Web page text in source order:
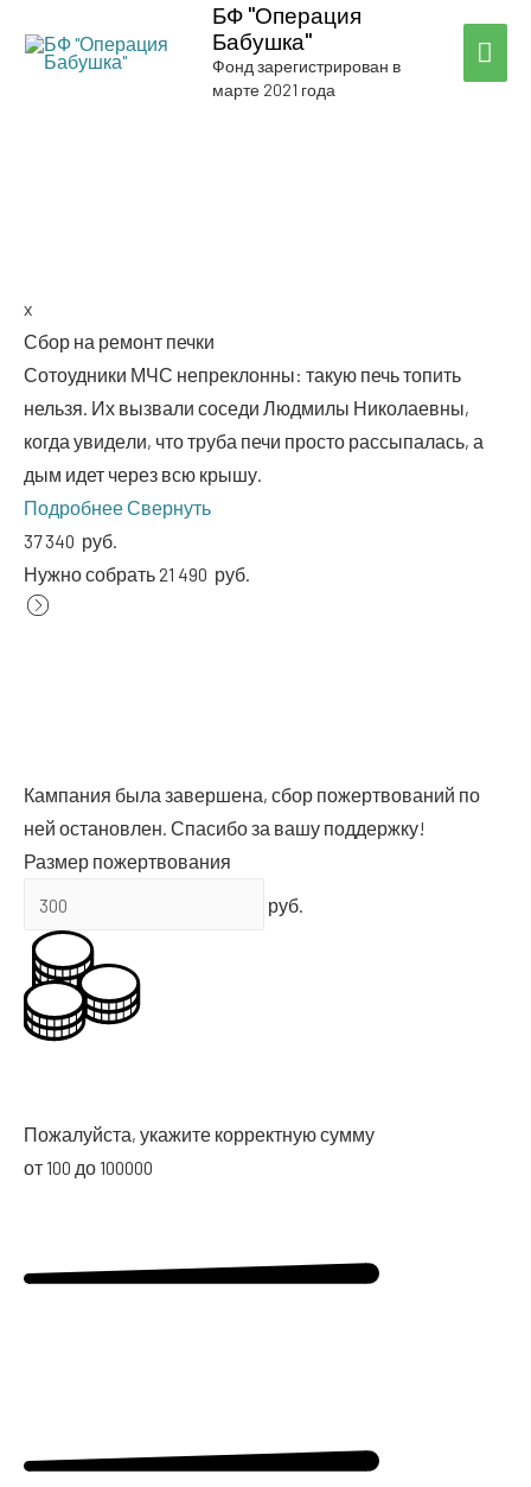
БФ "Операция
Бабушка"
Фонд зарегистрирован в
марте 2021 года
x
Сбор на ремонт печки
Сото­уд­ни­ки МЧС непре­клон­ны: такую печь топить
нель­зя. Их вызва­ли сосе­ди Люд­ми­лы Нико­ла­ев­ны,
когда уви­де­ли, что тру­ба печи про­сто рас­сы­па­лась, а
дым идет через всю крышу.
Подроб­нееСвер­нуть
37 340 руб.
Нуж­но собрать 21 490 руб.
Кам­па­ния была завер­ше­на, сбор пожерт­во­ва­ний по
ней оста­нов­лен. Спа­си­бо за вашу поддержку!
Раз­мер пожертвования
руб.
Пожа­луй­ста, ука­жи­те кор­рект­ную сум­му
от 100 до 100000